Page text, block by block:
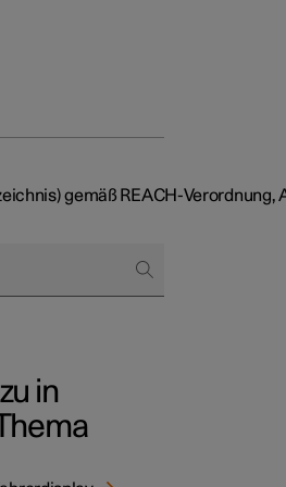
gemäß REACH-Verordnung,
in